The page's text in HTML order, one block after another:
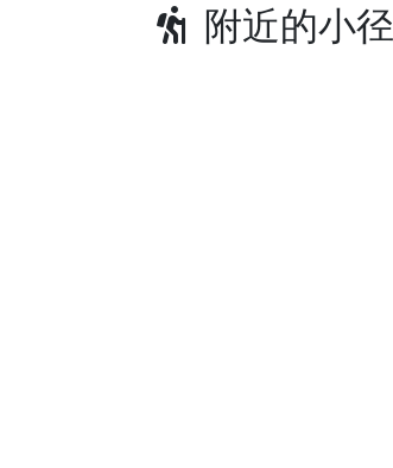
附近的小径